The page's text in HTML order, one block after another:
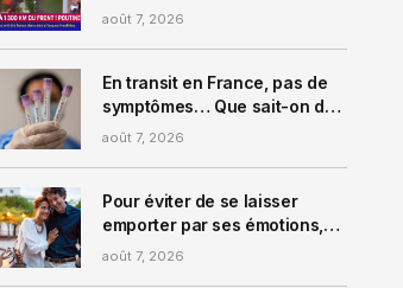
août 7, 2026
En transit en France, pas de
symptômes… Que sait-on du
patient testé positif à
août 7, 2026
Pour éviter de se laisser
emporter par ses émotions,
ce psychologue vous
août 7, 2026